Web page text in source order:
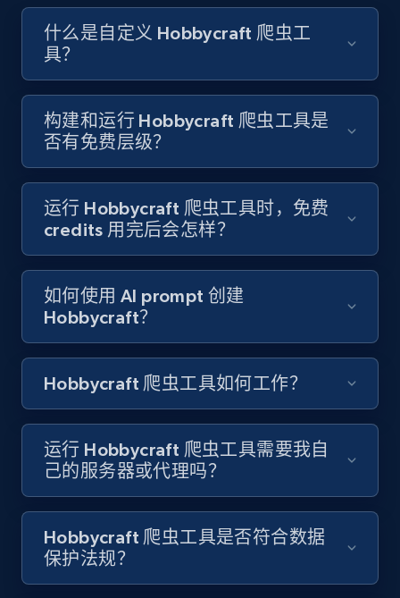
URL, Title, Youtuber, Youtuber md5, Video url,
Video length, Likes, Views, and more.
8.1K+ 716+ 注册使用
Youtube - Videos posts - Search new
youtube videos by keyword
URL, Title, Youtuber, Youtuber md5, Video url,
Video length, Likes, Views, and more.
8.1K+ 716+ 注册使用
Youtube - Videos posts - Discover videos by
channel URL
URL, Title, Youtuber, Youtuber md5, Video url,
Video length, Likes, Views, and more.
什么是自定义 Hobbycraft 爬虫工
具？
构建和运行 Hobbycraft 爬虫工具是
否有免费层级？
运行 Hobbycraft 爬虫工具时，免费
credits 用完后会怎样？
如何使用 AI prompt 创建
Hobbycraft？
Hobbycraft 爬虫工具如何工作？
运行 Hobbycraft 爬虫工具需要我自
己的服务器或代理吗？
Hobbycraft 爬虫工具是否符合数据
保护法规？